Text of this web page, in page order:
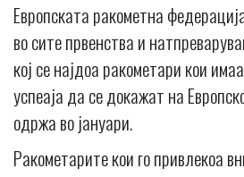
Европската ракометна
во сите првенства и
кој се најдоа ракометари кои
успеаја да се докажат на
одржа во јануари.
Ракометарите кои го привлекоа